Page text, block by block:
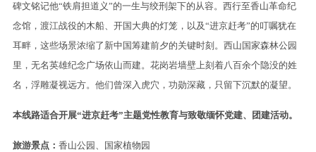
碑文铭记他“铁肩担道义”的一生与绞刑架下的从容。西行至香山革命纪
念馆，渡江战役的木船、开国大典的灯笼，以及“进京赶考”的叮嘱犹在
耳畔，这些场景浓缩了新中国筹建前夕的关键时刻。西山国家森林公园
里，无名英雄纪念广场依山而建。花岗岩墙壁上刻着八百余个隐没的姓
名，浮雕凝视远方。他们曾深入虎穴，功勋深藏，只留下沉默的凝望。
本线路适合开展“进京赶考”主题党性教育与致敬缅怀党建、团建活动。
旅游景点： 香山公园、国家植物园